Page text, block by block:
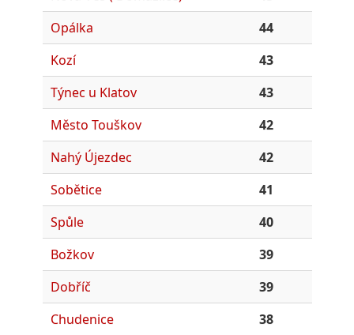
Opálka
44
Kozí
43
Týnec u Klatov
43
Město Touškov
42
Nahý Újezdec
42
Sobětice
41
Spůle
40
Božkov
39
Dobříč
39
Chudenice
38